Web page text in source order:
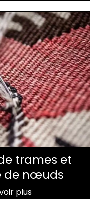
trames et
de nœuds
plus